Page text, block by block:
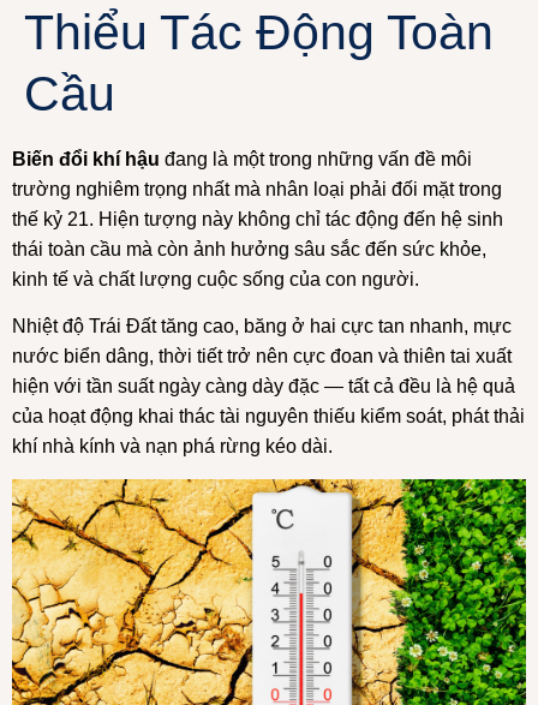
Thiểu Tác Động Toàn
Cầu
Biến đổi khí hậu đang là một trong những vấn đề môi
trường nghiêm trọng nhất mà nhân loại phải đối mặt trong
thế kỷ 21. Hiện tượng này không chỉ tác động đến hệ sinh
thái toàn cầu mà còn ảnh hưởng sâu sắc đến sức khỏe,
kinh tế và chất lượng cuộc sống của con người.
Nhiệt độ Trái Đất tăng cao, băng ở hai cực tan nhanh, mực
nước biển dâng, thời tiết trở nên cực đoan và thiên tai xuất
hiện với tần suất ngày càng dày đặc — tất cả đều là hệ quả
của hoạt động khai thác tài nguyên thiếu kiểm soát, phát thải
khí nhà kính và nạn phá rừng kéo dài.